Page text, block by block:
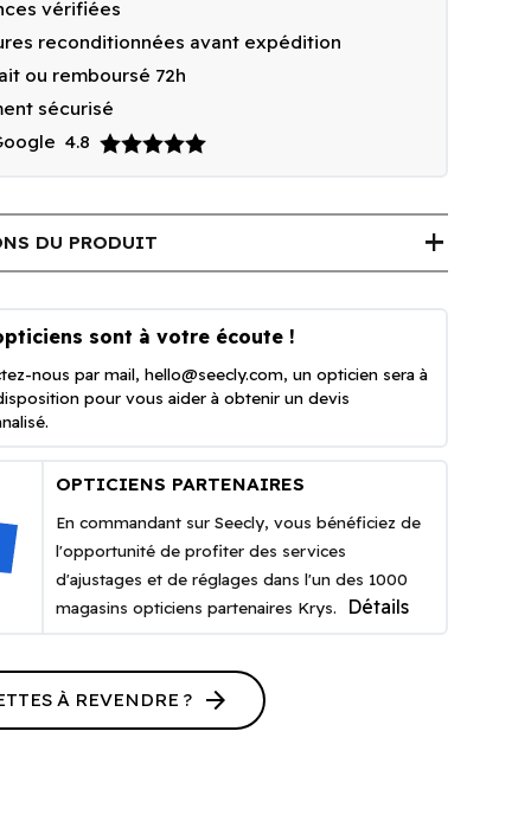
vérifiées
reconditionnées avant expédition
ou remboursé 72h
sécurisé
4.8
DU PRODUIT add
sont à votre écoute !
nous par mail,hello@seecly.com, un opticien sera à
pour vous aider à obtenir un devis
OPTICIENS PARTENAIRES
En commandant sur Seecly, vous bénéficiez de
l'opportunité de profiter des services
d'ajustages et de réglages dans l'un des 1000
magasins opticiens partenaires Krys.
Détails
À REVENDRE ? arrow_forward